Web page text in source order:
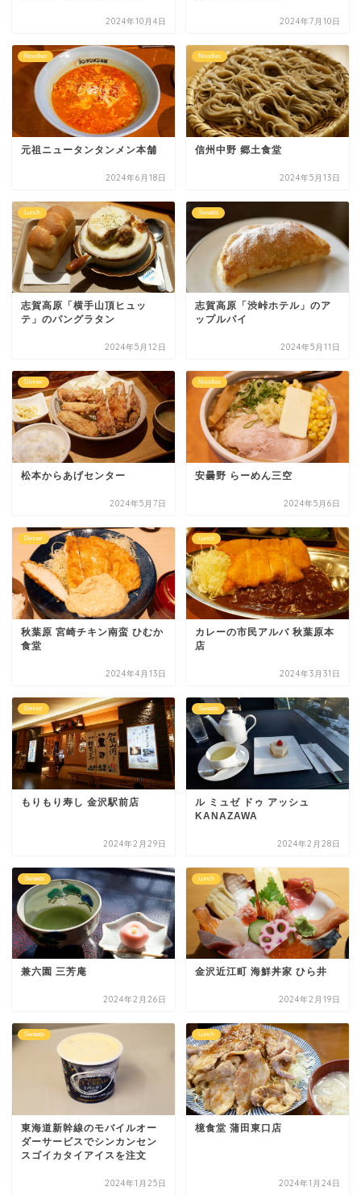
2024年10月4日 2024年7月10日
Noodles
元祖ニュータンタンメン本舗
2024年6月18日
Noodles
信州中野 郷土食堂
2024年5月13日
Lunch
志賀高原「横手山頂ヒュッ
テ」のパングラタン
2024年5月12日
Sweets
志賀高原「渋峠ホテル」のア
ップルパイ
2024年5月11日
Dinner
松本からあげセンター
2024年5月7日
Noodles
安曇野 らーめん三空
2024年5月6日
Dinner
秋葉原 宮崎チキン南蛮 ひむか
食堂
2024年4月13日
Lunch
カレーの市民アルバ 秋葉原本
店
2024年3月31日
Dinner
もりもり寿し 金沢駅前店
2024年2月29日
Sweets
ル ミュゼ ドゥ アッシュ
KANAZAWA
2024年2月28日
Sweets
兼六園 三芳庵
2024年2月26日
Lunch
金沢近江町 海鮮丼家 ひら井
2024年2月19日
Sweets
東海道新幹線のモバイルオー
ダーサービスでシンカンセン
スゴイカタイアイスを注文
2024年1月25日
Lunch
檍食堂 蒲田東口店
2024年1月24日